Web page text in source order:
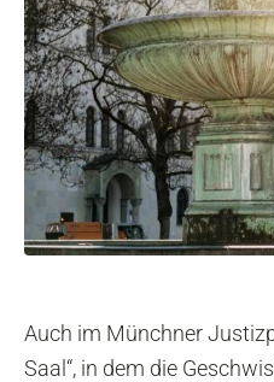
Auch im Münchner
Saal“, in dem die